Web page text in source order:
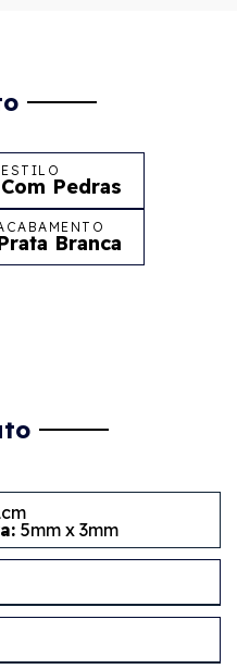
ESTILO
Com Pedras
Branca
5mm x 3mm